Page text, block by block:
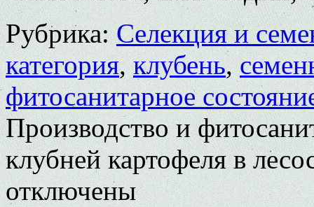
Рубрика: Селекция и
категория,клубень,
фитосанитарное
Производство и
клубней картофеля в
отключены